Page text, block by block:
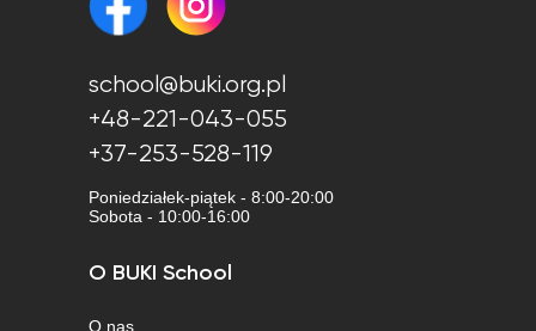
school@buki.org.pl
+48-221-043-055
+37-253-528-119
Poniedziałek-piątek - 8:00-20:00
Sobota - 10:00-16:00
O BUKI School
O nas